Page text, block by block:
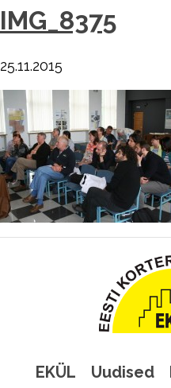
IMG_8375
25.11.2015
EKÜL Uudised